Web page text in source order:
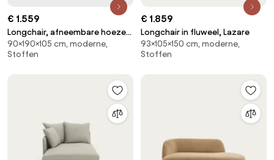
€ 1.559
Longchair, afneembare hoezen,
in dik linnen, Odna
90×190×105 cm, moderne,
Stoffen
€ 1.859
Longchair in fluweel, Lazare
93×105×150 cm, moderne,
Stoffen